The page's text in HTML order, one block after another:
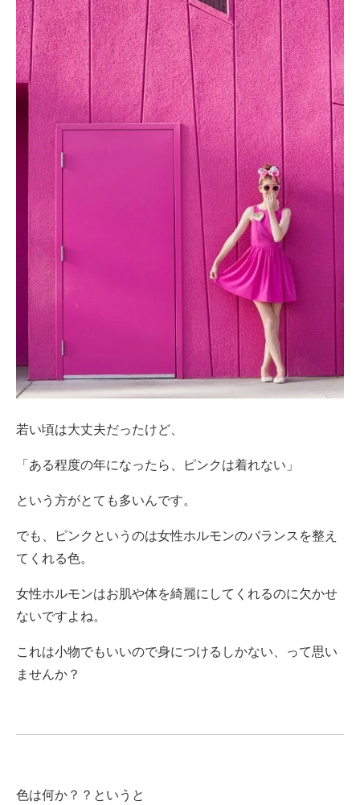
若い頃は大丈夫だったけど、
「ある程度の年になったら、ピンクは着れない」
という方がとても多いんです。
でも、ピンクというのは女性ホルモンのバランスを整え
てくれる色。
女性ホルモンはお肌や体を綺麗にしてくれるのに欠かせ
ないですよね。
これは小物でもいいので身につけるしかない、って思い
ませんか？
色は何か？？というと